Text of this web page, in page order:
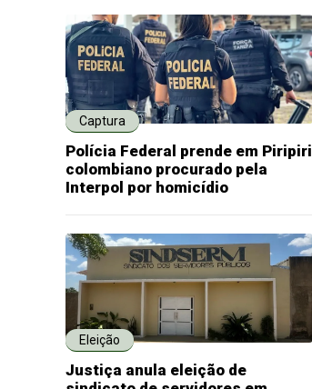
Captura
Polícia Federal prende em Piripiri
colombiano procurado pela
Interpol por homicídio
Eleição
Justiça anula eleição de